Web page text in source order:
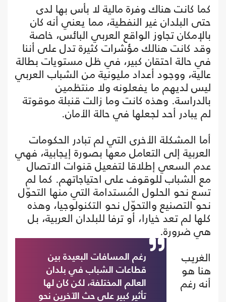
كما كانت هناك وفرة مالية لا بأس بها لدى
حتى البلدان غير النفطية، مما يعني أنه كان
بالإمكان تجاوز الواقع العربي البائس، خاصة
وقد كانت هنالك مؤشرات كثيرة تدل على أننا
في حالة احتقان كبير، في ظل مستويات بطالة
عالية، ووجود أعداد مليونية من الشباب العربي
ليس لديهم ما يفعلونه ولا منتظمين
بالدراسة. وهذه كانت وما زالت قنبلة موقوتة
لم يبادر أحد لجعلها في حالة الأمان.
أما المشكلة الأخرى التي لم تبادر الحكومات
العربية إلى التعامل معها بصورة إيجابية، فهي
عدم السعي إطلاقا لتفعيل قنوات الاتصال
مع الشباب للوقوف على احتياجاتهم. كما لم
تسع نحو الحلول المُستدامة التي منها التحوّل
نحو التصنيع والتحوّل نحو التكنولوجيا، وهذه
كلها لم تعد خيارا، أو ترفا للبلدان العربية، بل
هي ضرورة.
رغم المسافات البعيدة بين
قطاعات الشباب في بلدان
العالم المختلفة، لكن كان لها
تأثير كبير على حث الآخرين نحو
الغريب
هنا هو
أنه رغم